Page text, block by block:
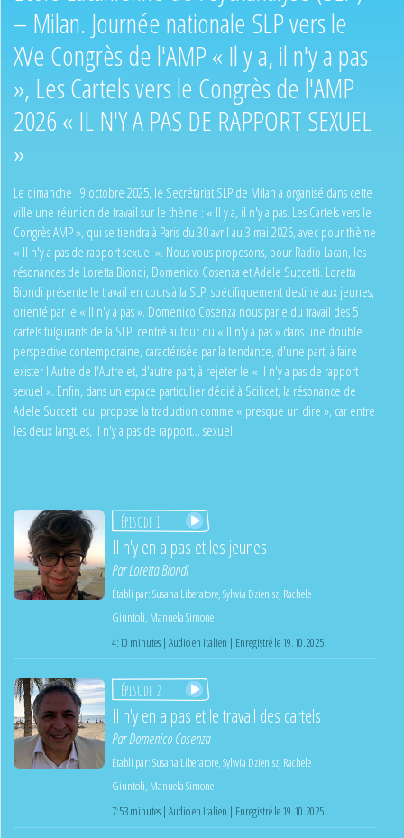
– Milan. Journée nationale SLP vers le
XVe Congrès de l'AMP « Il y a, il n'y a pas
», Les Cartels vers le Congrès de l'AMP
2026 « IL N'Y A PAS DE RAPPORT SEXUEL
»
Le dimanche 19 octobre 2025, le Secrétariat SLP de Milan a organisé dans cette
ville une réunion de travail sur le thème : « Il y a, il n'y a pas. Les Cartels vers le
Congrès AMP », qui se tiendra à Paris du 30 avril au 3 mai 2026, avec pour thème
« Il n'y a pas de rapport sexuel ». Nous vous proposons, pour Radio Lacan, les
résonances de Loretta Biondi, Domenico Cosenza et Adele Succetti. Loretta
Biondi présente le travail en cours à la SLP, spécifiquement destiné aux jeunes,
orienté par le « Il n'y a pas ». Domenico Cosenza nous parle du travail des 5
cartels fulgurants de la SLP, centré autour du « Il n'y a pas » dans une double
perspective contemporaine, caractérisée par la tendance, d'une part, à faire
exister l'Autre de l'Autre et, d'autre part, à rejeter le « il n'y a pas de rapport
sexuel ». Enfin, dans un espace particulier dédié à Scilicet, la résonance de
Adele Succetti qui propose la traduction comme « presque un dire », car entre
les deux langues, il n'y a pas de rapport... sexuel.
Épisode 1
Il n'y en a pas et les jeunes
ParLoretta Biondi
Établi par:Susana Liberatore, Sylwia Dzienisz, Rachele
Giuntoli Manuela Simone
4:10 minutes | Audio en Italien | Enregistré le 19.10.2025
Épisode 2
Il n'y en a pas et le travail des cartels
ParDomenico Cosenza
Établi par:Susana Liberatore, Sylwia Dzienisz, Rachele
Giuntoli Manuela Simone
7:53 minutes | Audio en Italien | Enregistré le 19.10.2025